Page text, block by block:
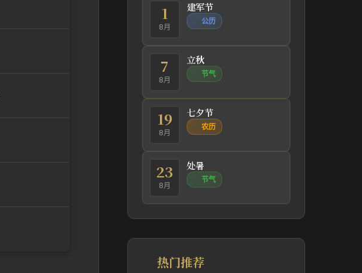
1
8月
建军节
公历
7
8月
立秋
节气
19
8月
七夕节
农历
23
8月
处暑
节气
热门推荐